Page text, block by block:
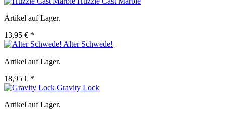
Artikel auf Lager.
13,95 € *
Alter Schwede!
Artikel auf Lager.
18,95 € *
Gravity Lock
Artikel auf Lager.